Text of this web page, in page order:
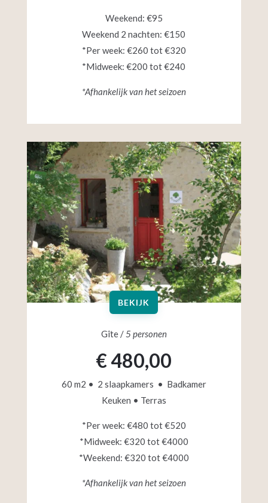
Weekend: €95
Weekend 2 nachten: €150
*Per week: €260 tot €320
*Midweek: €200 tot €240
*Afhankelijk van het seizoen
BEKIJK
Gîte / 5 personen
€ 480,00
60 m2 • 2 slaapkamers • Badkamer
Keuken • Terras
*Per week: €480 tot €520
*Midweek: €320 tot €4000
*Weekend: €320 tot €4000
*Afhankelijk van het seizoen